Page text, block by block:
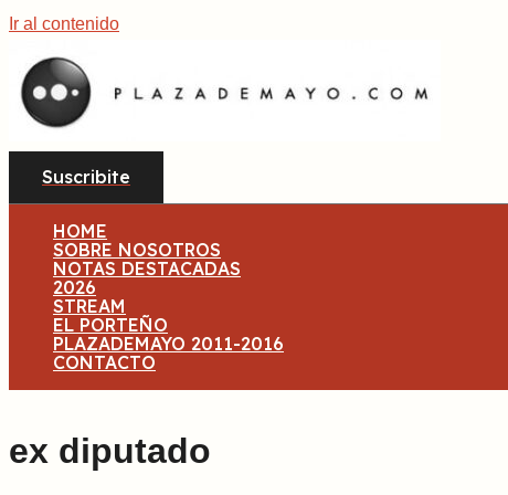
Ir al contenido
Suscribite
HOME
SOBRE NOSOTROS
NOTAS DESTACADAS
2026
STREAM
EL PORTEÑO
PLAZADEMAYO 2011-2016
CONTACTO
ex diputado